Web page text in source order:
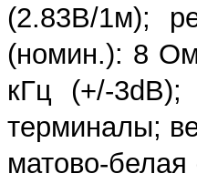
(2.83В/1м);
(номин.): 8
кГц (+/-
терминалы;
матово-